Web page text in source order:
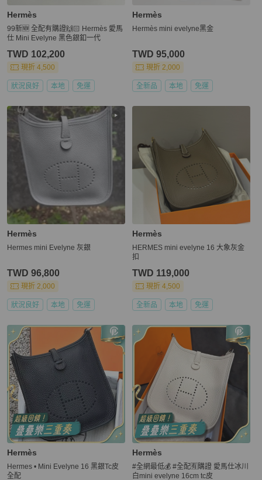
Hermès
99新🆕 全配有購證🙌🏻 Hermès 愛馬
仕 Mini Evelyne 黑色銀釦一代
TWD 102,200
現折 4,500
狀況良好 本地 免運
Hermès
Hermès mini evelyne黑金
TWD 95,000
現折 2,000
全新品 本地 免運
Hermès
Hermes mini Evelyne 灰銀
TWD 96,800
現折 2,000
狀況良好 本地 免運
Hermès
HERMES mini evelyne 16 大象灰金
扣
TWD 119,000
現折 4,500
全新品 本地 免運
Hermès
Hermes • Mini Evelyne 16 黑銀Tc皮
全配
Hermès
#全網最低💰 #全配🈶購證 愛馬仕冰川
白mini evelyne 16cm tc皮